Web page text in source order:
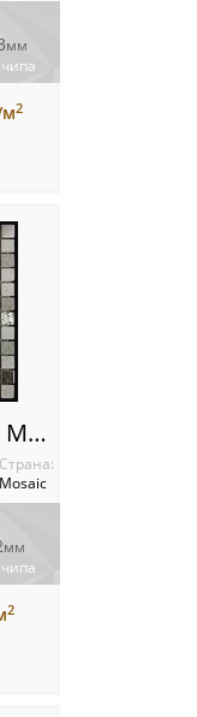
мм
м2
KBE-02 (KB11-E02) Мозаика Mir mosaic
Cтрана:
мм
2